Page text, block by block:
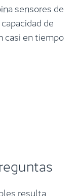
sensores de
de
casi en tiempo
resulta